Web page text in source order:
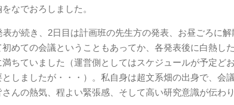
なでおろしました。
が続き、2日目は計画班の先生方の発表、お昼ごろに解
めての会議ということもあってか、各発表後に白熱し
ちていました（運営側としてはスケジュールが予定ど
しましたが・・・）。私自身は超文系畑の出身で、会
んの熱気、程よい緊張感、そして高い研究意識が伝わ